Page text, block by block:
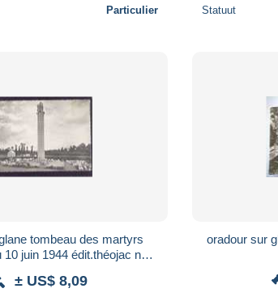
Particulier Statuut
tombeau des martyrs
juin 1944 édit.théojac n°
± US$ 8,09
oradour sur